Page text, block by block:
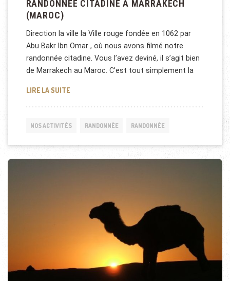
RANDONNÉE CITADINE À MARRAKECH
(MAROC)
Direction la ville la Ville rouge fondée en 1062 par
Abu Bakr Ibn Omar , où nous avons filmé notre
randonnée citadine. Vous l’avez deviné, il s’agit bien
de Marrakech au Maroc. C’est tout simplement la
LIRE LA SUITERANDONNÉE CITADINE À MARRAKECH (MAROC)
NOS ACTIVITÉS RANDONNÉE RANDONNÉE